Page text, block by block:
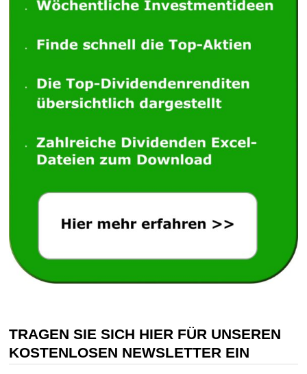
TRAGEN SIE SICH HIER FÜR UNSEREN
KOSTENLOSEN NEWSLETTER EIN